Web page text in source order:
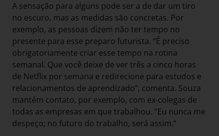
A sensação para alguns pode ser a de dar um tiro
no escuro, mas as medidas são concretas. Por
exemplo, as pessoas dizem não ter tempo no
presente para esse preparo futurista. “É preciso
obrigatoriamente criar esse tempo na rotina
semanal. Que você deixe de ver três a cinco horas
de Netflix por semana e redirecione para estudos e
relacionamentos de aprendizado”, comenta. Souza
mantém contato, por exemplo, com ex-colegas de
todas as empresas em que trabalhou. “Eu nunca me
despeço; no futuro do trabalho, será assim.”